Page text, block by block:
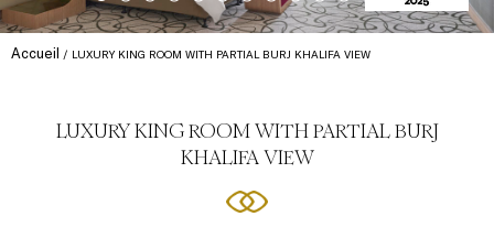
Accueil LUXURY KING ROOM WITH PARTIAL BURJ KHALIFA VIEW
LUXURY KING ROOM WITH PARTIAL BURJ
KHALIFA VIEW